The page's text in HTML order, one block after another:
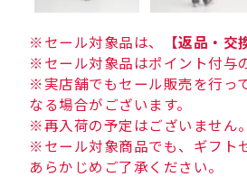
※セール対象品は、
【返品・交
※セール対象品はポイント付与
※実店舗でもセール販売を行っ
なる場合がございます。
※再入荷の予定はございません。
※セール対象商品でも、ギフト
あらかじめご了承ください。